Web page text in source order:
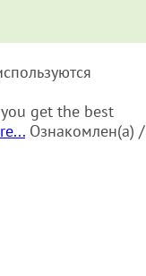
get the best
Ознакомлен(а) /